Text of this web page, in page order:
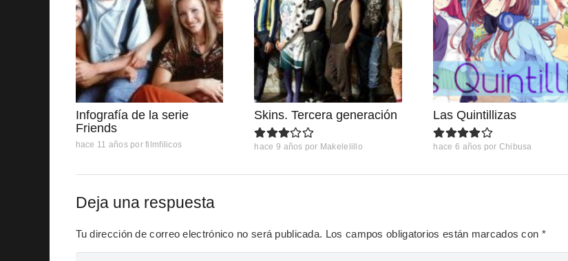
Infografía de la serie
Friends
hace 11 años por filmfilicos
Skins. Tercera generación
hace 9 años por Makelelillo
Las Quintillizas
hace 6 años por Chibusa
Deja una respuesta
Tu dirección de correo electrónico no será publicada. Los campos obligatorios están marcados con *